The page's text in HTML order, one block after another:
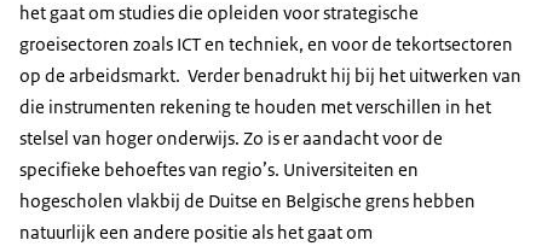
het gaat om studies die opleiden voor strategische
groeisectoren zoals ICT en techniek, en voor de tekortsectoren
op de arbeidsmarkt. Verder benadrukt hij bij het uitwerken van
die instrumenten rekening te houden met verschillen in het
stelsel van hoger onderwijs. Zo is er aandacht voor de
specifieke behoeftes van regio’s. Universiteiten en
hogescholen vlakbij de Duitse en Belgische grens hebben
natuurlijk een andere positie als het gaat om